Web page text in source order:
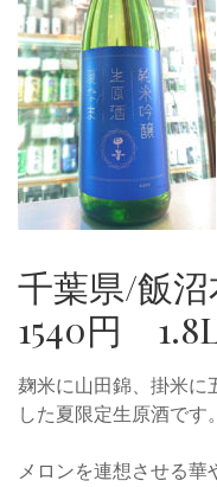
千葉県/飯
1540円
麹米に山田錦、掛米に
した夏限定生原酒です。
メロンを連想させる